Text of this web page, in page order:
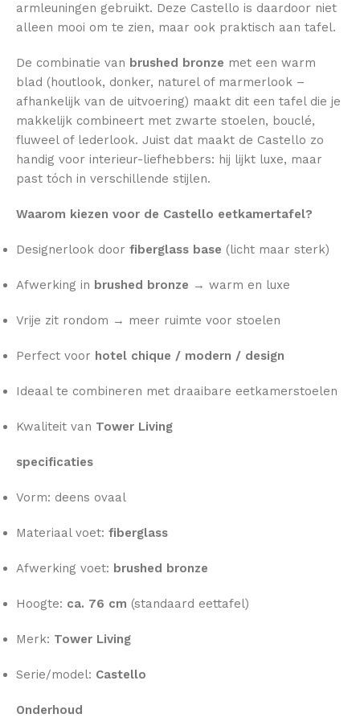
armleuningen gebruikt. Deze Castello is daardoor niet
alleen mooi om te zien, maar ook praktisch aan tafel.
De combinatie van brushed bronze met een warm
blad (houtlook, donker, naturel of marmerlook –
afhankelijk van de uitvoering) maakt dit een tafel die je
makkelijk combineert met zwarte stoelen, bouclé,
fluweel of lederlook. Juist dat maakt de Castello zo
handig voor interieur-liefhebbers: hij lijkt luxe, maar
past tóch in verschillende stijlen.
Waarom kiezen voor de Castello eetkamertafel?
Designerlook door fiberglass base (licht maar sterk)
Afwerking in brushed bronze → warm en luxe
Vrije zit rondom → meer ruimte voor stoelen
Perfect voor hotel chique / modern / design
Ideaal te combineren met draaibare eetkamerstoelen
Kwaliteit van Tower Living
specificaties
Vorm: deens ovaal
Materiaal voet: fiberglass
Afwerking voet: brushed bronze
Hoogte: ca. 76 cm (standaard eettafel)
Merk: Tower Living
Serie/model: Castello
Onderhoud